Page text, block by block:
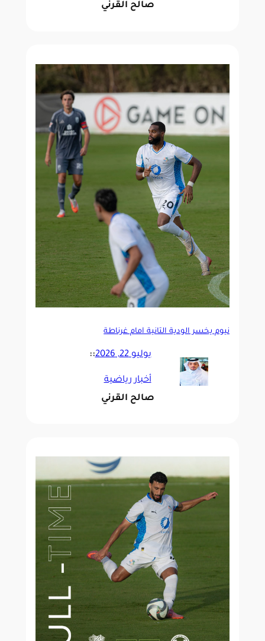
صالح القرني
نيوم يخسر الودية الثانية أمام غرناطة
يوليو 22, 2026 ::
أخبار رياضية
صالح القرني